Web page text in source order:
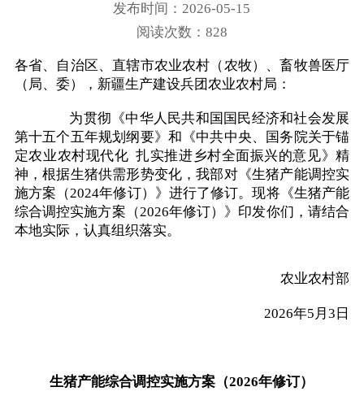
发布时间：2026-05-15
阅读次数： 828
各省、自治区、直辖市农业农村（农牧）、畜牧兽医厅
（局、委），新疆生产建设兵团农业农村局：
为贯彻《中华人民共和国国民经济和社会发展
第十五个五年规划纲要》和《中共中央、国务院关于锚
定农业农村现代化 扎实推进乡村全面振兴的意见》精
神，根据生猪供需形势变化，我部对《生猪产能调控实
施方案（2024年修订）》进行了修订。现将《生猪产能
综合调控实施方案（2026年修订）》印发你们，请结合
本地实际，认真组织落实。
农业农村部
2026年5月3日
生猪产能综合调控实施方案（2026年修订）